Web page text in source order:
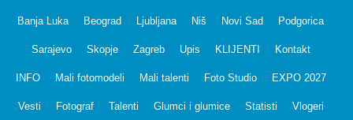
Banja Luka Beograd Ljubljana Niš Novi Sad Podgorica
Sarajevo Skopje Zagreb Upis KLIJENTI Kontakt
INFO Mali fotomodeli Mali talenti Foto Studio EXPO 2027
Vesti Fotograf Talenti Glumci i glumice Statisti Vlogeri